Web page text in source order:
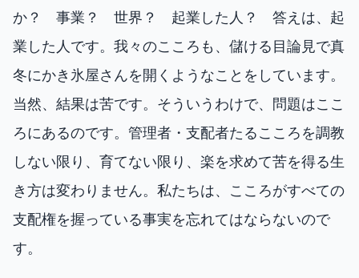
か？ 事業？ 世界？ 起業した人？ 答えは、起
業した人です。我々のこころも、儲ける目論見で真
冬にかき氷屋さんを開くようなことをしています。
当然、結果は苦です。そういうわけで、問題はここ
ろにあるのです。管理者・支配者たるこころを調教
しない限り、育てない限り、楽を求めて苦を得る生
き方は変わりません。私たちは、こころがすべての
支配権を握っている事実を忘れてはならないので
す。